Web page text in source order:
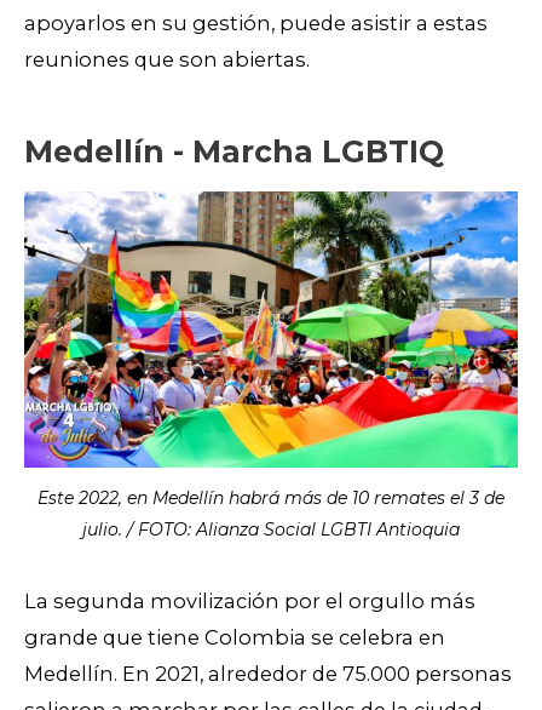
apoyarlos en su gestión, puede asistir a estas
reuniones que son abiertas.
Medellín - Marcha LGBTIQ
Este 2022, en Medellín habrá más de 10 remates el 3 de
julio. / FOTO: Alianza Social LGBTI Antioquia
La segunda movilización por el orgullo más
grande que tiene Colombia se celebra en
Medellín. En 2021, alrededor de 75.000 personas